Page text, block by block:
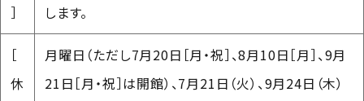
］
します。
［
休
月曜日（ただし7月20日［月・祝］、8月10日 ［月］、9月
21日［月・祝］は開館）、7月21日（火）、9月24日（木）